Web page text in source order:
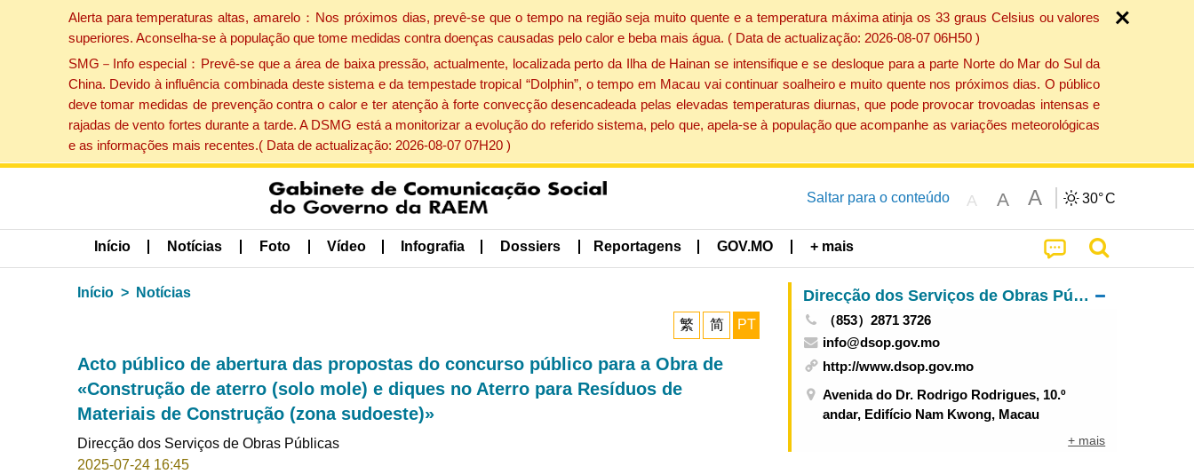
Alerta para temperaturas altas, amarelo：Nos próximos dias, prevê-se que o tempo na região seja muito quente e a temperatura máxima atinja os 33 graus Celsius ou valores
superiores. Aconselha-se à população que tome medidas contra doenças causadas pelo calor e beba mais água. ( Data de actualização: 2026-08-07 06H50 )
SMG－Info especial：Prevê-se que a área de baixa pressão, actualmente, localizada perto da Ilha de Hainan se intensifique e se desloque para a parte Norte do Mar do Sul da
China. Devido à influência combinada deste sistema e da tempestade tropical “Dolphin”, o tempo em Macau vai continuar soalheiro e muito quente nos próximos dias. O público
deve tomar medidas de prevenção contra o calor e ter atenção à forte convecção desencadeada pelas elevadas temperaturas diurnas, que pode provocar trovoadas intensas e
rajadas de vento fortes durante a tarde. A DSMG está a monitorizar a evolução do referido sistema, pelo que, apela-se à população que acompanhe as variações meteorológicas
e as informações mais recentes.( Data de actualização: 2026-08-07 07H20 )
Saltar para o conteúdo A A A 30°C
Início Notícias Foto Vídeo Infografia Dossiers Reportagens GOV.MO + mais
Início Notícias
繁 简 PT
Acto público de abertura das propostas do concurso público para a Obra de
«Construção de aterro (solo mole) e diques no Aterro para Resíduos de
Materiais de Construção (zona sudoeste)»
Direcção dos Serviços de Obras Públicas
2025-07-24 16:45
Direcção dos Serviços de Obras Públicas
（853）2871 3726
info@dsop.gov.mo
http://www.dsop.gov.mo
Avenida do Dr. Rodrigo Rodrigues, 10.º
andar, Edifício Nam Kwong, Macau
+ mais